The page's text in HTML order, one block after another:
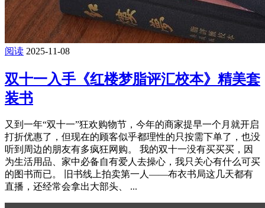
阅读 2025-11-08
双十一入手《红楼梦脂评汇校本》精美套
装书
又到一年“双十一”狂欢购物节，今年的商家提早一个月就开启
打折优惠了，但现在的顾客似乎都理性的只按需下单了，也没
听到周边的朋友有多疯狂网购。 我的双十一没有买买买，因
为生活用品、家中必备自有爱人去操心，我只关心有什么可买
的图书而已。 旧书线上拍卖第一人——布衣书局这几天都有
直播，还经常会拿出大部头、 ...